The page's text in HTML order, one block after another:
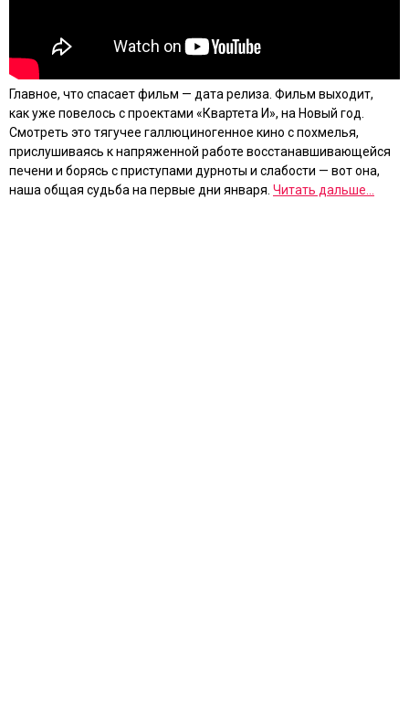
Главное, что спасает фильм — дата релиза. Фильм выходит,
как уже повелось с проектами «Квартета И», на Новый год.
Смотреть это тягучее галлюциногенное кино с похмелья,
прислушиваясь к напряженной работе восстанавшивающейся
печени и борясь с приступами дурноты и слабости — вот она,
наша общая судьба на первые дни января. Читать дальше...